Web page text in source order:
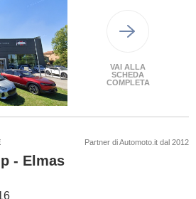
VAI ALLA
SCHEDA
COMPLETA
Partner di Automoto.it dal 2012
- Elmas